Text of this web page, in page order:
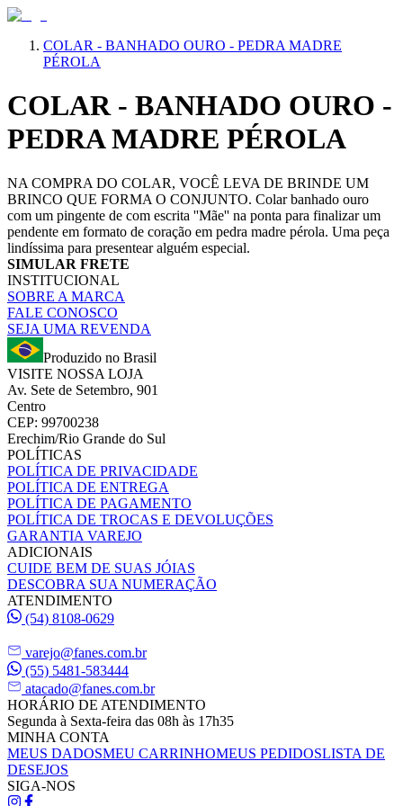
COLAR - BANHADO OURO - PEDRA MADRE
PÉROLA
COLAR - BANHADO OURO -
PEDRA MADRE PÉROLA
NA COMPRA DO COLAR, VOCÊ LEVA DE BRINDE UM
BRINCO QUE FORMA O CONJUNTO. Colar banhado ouro
com um pingente de com escrita ''Mãe'' na ponta para finalizar um
pendente em formato de coração em pedra madre pérola. Uma peça
lindíssima para presentear alguém especial.
SIMULAR FRETE
INSTITUCIONAL
SOBRE A MARCA
FALE CONOSCO
SEJA UMA REVENDA
Produzido no Brasil
VISITE NOSSA LOJA
Av. Sete de Setembro, 901
Centro
CEP: 99700238
Erechim/Rio Grande do Sul
POLÍTICAS
POLÍTICA DE PRIVACIDADE
POLÍTICA DE ENTREGA
POLÍTICA DE PAGAMENTO
POLÍTICA DE TROCAS E DEVOLUÇÕES
GARANTIA VAREJO
ADICIONAIS
CUIDE BEM DE SUAS JÓIAS
DESCOBRA SUA NUMERAÇÃO
ATENDIMENTO
(54) 8108-0629
varejo@fanes.com.br
(55) 5481-583444
atacado@fanes.com.br
HORÁRIO DE ATENDIMENTO
Segunda à Sexta-feira das 08h às 17h35
MINHA CONTA
MEUS DADOSMEU CARRINHOMEUS PEDIDOSLISTA DE
DESEJOS
SIGA-NOS